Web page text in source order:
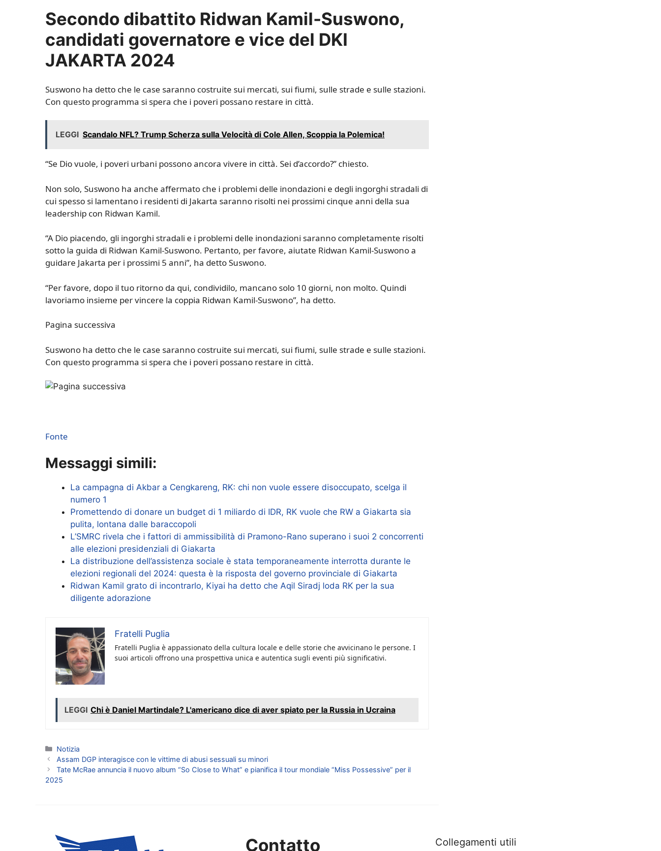
Secondo dibattito Ridwan Kamil-Suswono,
candidati governatore e vice del DKI
JAKARTA 2024
Suswono ha detto che le case saranno costruite sui mercati, sui fiumi, sulle strade e sulle stazioni.
Con questo programma si spera che i poveri possano restare in città.
LEGGI Scandalo NFL? Trump Scherza sulla Velocità di Cole Allen, Scoppia la Polemica!
“Se Dio vuole, i poveri urbani possono ancora vivere in città. Sei d’accordo?” chiesto.
Non solo, Suswono ha anche affermato che i problemi delle inondazioni e degli ingorghi stradali di
cui spesso si lamentano i residenti di Jakarta saranno risolti nei prossimi cinque anni della sua
leadership con Ridwan Kamil.
“A Dio piacendo, gli ingorghi stradali e i problemi delle inondazioni saranno completamente risolti
sotto la guida di Ridwan Kamil-Suswono. Pertanto, per favore, aiutate Ridwan Kamil-Suswono a
guidare Jakarta per i prossimi 5 anni”, ha detto Suswono.
“Per favore, dopo il tuo ritorno da qui, condividilo, mancano solo 10 giorni, non molto. Quindi
lavoriamo insieme per vincere la coppia Ridwan Kamil-Suswono”, ha detto.
Pagina successiva
Suswono ha detto che le case saranno costruite sui mercati, sui fiumi, sulle strade e sulle stazioni.
Con questo programma si spera che i poveri possano restare in città.
Fonte
Messaggi simili:
La campagna di Akbar a Cengkareng, RK: chi non vuole essere disoccupato, scelga il
numero 1
Promettendo di donare un budget di 1 miliardo di IDR, RK vuole che RW a Giakarta sia
pulita, lontana dalle baraccopoli
L’SMRC rivela che i fattori di ammissibilità di Pramono-Rano superano i suoi 2 concorrenti
alle elezioni presidenziali di Giakarta
La distribuzione dell’assistenza sociale è stata temporaneamente interrotta durante le
elezioni regionali del 2024: questa è la risposta del governo provinciale di Giakarta
Ridwan Kamil grato di incontrarlo, Kiyai ha detto che Aqil Siradj loda RK per la sua
diligente adorazione
Fratelli Puglia
Fratelli Puglia è appassionato della cultura locale e delle storie che avvicinano le persone. I
suoi articoli offrono una prospettiva unica e autentica sugli eventi più significativi.
LEGGI Chi è Daniel Martindale? L'americano dice di aver spiato per la Russia in Ucraina
Categorie
Notizia
Assam DGP interagisce con le vittime di abusi sessuali su minori
Tate McRae annuncia il nuovo album “So Close to What” e pianifica il tour mondiale “Miss Possessive” per il
2025
Contatto Collegamenti utili